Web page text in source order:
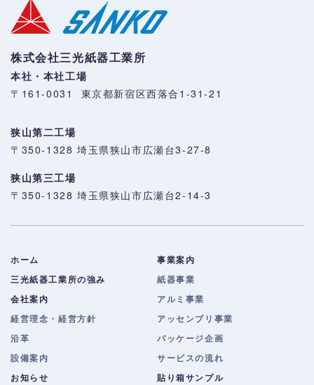
株式会社三光紙器工業所
本社・本社工場
〒161-0031 東京都新宿区西落合1-31-21
狭山第二工場
〒350-1328 埼玉県狭山市広瀬台3-27-8
狭山第三工場
〒350-1328 埼玉県狭山市広瀬台2-14-3
ホーム
三光紙器工業所の強み
会社案内
経営理念・経営方針
沿革
設備案内
お知らせ
事業案内
紙器事業
アルミ事業
アッセンブリ事業
パッケージ企画
サービスの流れ
貼り箱サンプル